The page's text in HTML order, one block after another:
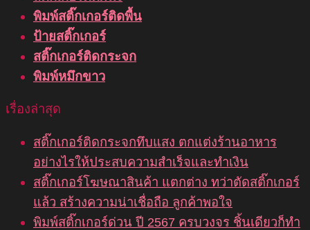
พิมพ์สติ๊กเกอร์ติดพื้น
ป้ายสติ๊กเกอร์
สติ๊กเกอร์ติดกระจก
พิมพ์หมึกขาว
เรื่องล่าสุด
สติ๊กเกอร์ติดกระจกทึบแสง ตกแต่งร้านอาหาร
อย่างไรให้ประสบความสำเร็จและทำเงิน
สติ๊กเกอร์โฆษณาสินค้า แตกต่าง ทว่าตัดสติ๊กเกอร์
แล้ว สร้างความน่าเชื่อถือ ลูกค้าพอใจ
พิมพ์สติ๊กเกอร์ด่วน ปี 2567 ครบวงจร ชิ้นเดียวก็ทำ